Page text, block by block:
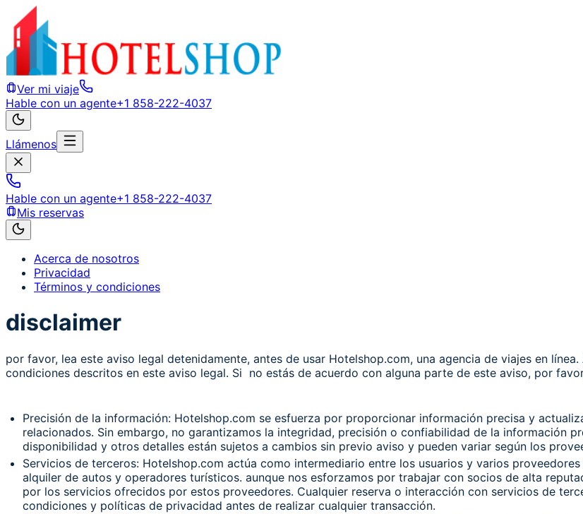
Ver mi viaje
Hable con un agente+1 858-222-4037
Llámenos
Hable con un agente+1 858-222-4037
Mis reservas
Acerca de nosotros
Privacidad
Términos y condiciones
disclaimer
por favor, lea este aviso legal detenidamente, antes de usar Hotelshop.com, una agencia de viajes en
condiciones descritos en este aviso legal. Si no estás de acuerdo con alguna parte de este aviso, por
Precisión de la información: Hotelshop.com se esfuerza por proporcionar información precisa y
relacionados. Sin embargo, no garantizamos la integridad, precisión o confiabilidad de la información
disponibilidad y otros detalles están sujetos a cambios sin previo aviso y pueden variar según los
Servicios de terceros: Hotelshop.com actúa como intermediario entre los usuarios y varios
alquiler de autos y operadores turísticos. aunque nos esforzamos por trabajar con socios de alta
por los servicios ofrecidos por estos proveedores. Cualquier reserva o interacción con servicios de
condiciones y políticas de privacidad antes de realizar cualquier transacción.